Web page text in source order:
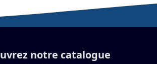
notre catalogue